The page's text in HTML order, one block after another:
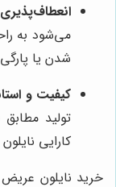
می‌شود به
شدن یا
کیفیت و
تولید
کارایی
خرید نایلون عریض